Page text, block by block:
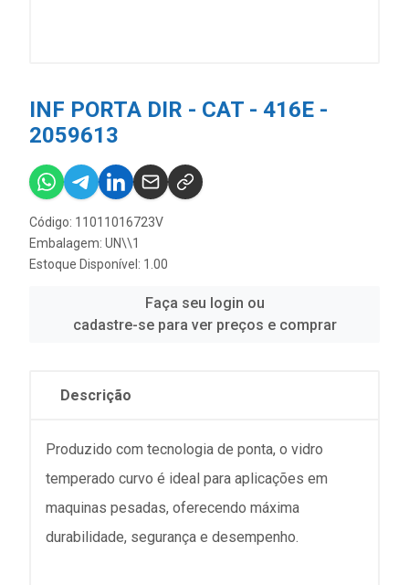
INF PORTA DIR - CAT - 416E -
2059613
Código: 11011016723V
Embalagem: UN\\1
Estoque Disponível: 1.00
Faça seu login ou
cadastre-se para ver preços e comprar
Descrição
Produzido com tecnologia de ponta, o vidro
temperado curvo é ideal para aplicações em
maquinas pesadas, oferecendo máxima
durabilidade, segurança e desempenho.